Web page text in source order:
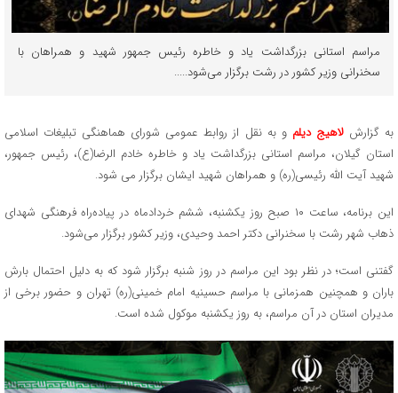
مراسم استانی بزرگداشت یاد و خاطره رئیس جمهور شهید و همراهان با
سخنرانی وزیر کشور در رشت برگزار می‌شود.....
به گزارشلاهیج دیلم و به نقل از روابط عمومی شورای هماهنگی تبلیغات اسلامی
استان گیلان، مراسم استانی بزرگداشت یاد و خاطره خادم الرضا(ع)، رئیس جمهور،
شهید آیت الله رئیسی(ره) و همراهان شهید ایشان برگزار می شود.
این برنامه، ساعت ۱۰ صبح روز یکشنبه، ششم خردادماه در پیاده‌راه فرهنگی شهدای
ذهاب شهر رشت با سخنرانی دکتر احمد وحیدی، وزیر کشور برگزار می‌شود.
گفتنی است؛ در نظر بود این مراسم در روز شنبه برگزار شود که به دلیل احتمال بارش
باران و همچنین همزمانی با مراسم حسینیه امام خمینی(ره) تهران و حضور برخی از
مدیران استان در آن مراسم، به روز یکشنبه موکول شده است.